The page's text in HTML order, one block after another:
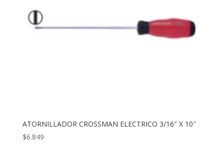
ATORNILLADOR CROSSMAN ELECTRICO 3/16″ X 10″
$6.849